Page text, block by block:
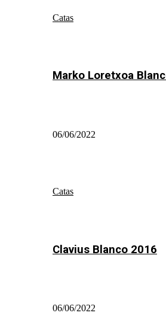
Catas
Marko Loretxoa
06/06/2022
Catas
Clavius Blanco 2016
06/06/2022